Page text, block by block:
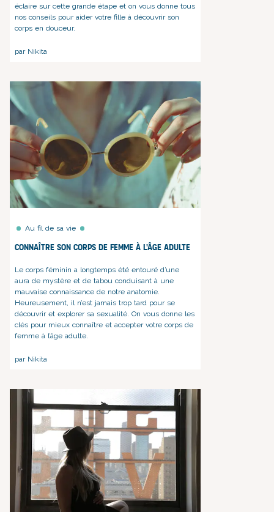
éclaire sur cette grande étape et on vous donne tous
nos conseils pour aider votre fille à découvrir son
corps en douceur.
par Nikita
Au fil de sa vie
Connaître son corps de femme à l'âge adulte
Le corps féminin a longtemps été entouré d’une
aura de mystère et de tabou conduisant à une
mauvaise connaissance de notre anatomie.
Heureusement, il n’est jamais trop tard pour se
découvrir et explorer sa sexualité. On vous donne les
clés pour mieux connaître et accepter votre corps de
femme à l’âge adulte.
par Nikita